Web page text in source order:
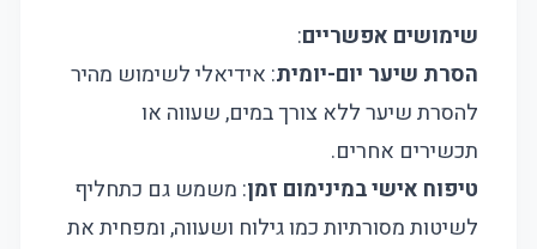
שימושים אפשריים:
הסרת שיער יום-יומית: אידיאלי לשימוש מהיר
להסרת שיער ללא צורך במים, שעווה או
תכשירים אחרים.
טיפוח אישי במינימום זמן: משמש גם כתחליף
לשיטות מסורתיות כמו גילוח ושעווה, ומפחית את